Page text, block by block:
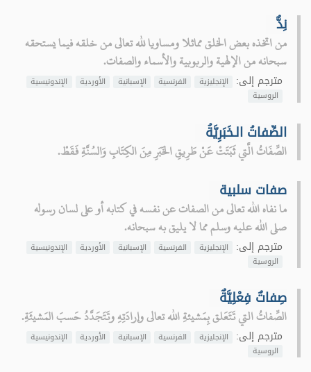
نِدٌّ
من اتخذه بعض الخلق مماثلا ومساويا لله تعالى من خلقه فيما يستحقه
سبحانه من الإلهية والربوبية والأسماء والصفات.
مترجم إلى: الإنجليزية الفرنسية الإسبانية الأوردية
الإندونيسية
الروسية
الصِّفاتُ الـخَبَرِيَّةُ
الصِّفَاتُ الَّتي ثَبَتَتْ عَنْ طَرِيقِ الخَبَرِ مِنَ الكِتَابِ وَالسُنَّةِ فَقَطْ.
صفات سلبية
ما نفاه الله تعالى من الصفات عن نفسه في كتابه أو على لسان رسوله
صلى الله عليه وسلم مما لا يليق به سبحانه.
مترجم إلى: الإنجليزية الفرنسية الإسبانية الأوردية
الإندونيسية
الروسية
صِفاتٌ فِعْلِيَّةٌ
الصِّفاتُ التي تَتَعَلق بِمَشيئةِ الله تعالى وإرادَتِهِ وتَتَجَدَّدُ حَسبَ المَشيئَةِ.
مترجم إلى: الإنجليزية الفرنسية الإسبانية الأوردية
الإندونيسية
الروسية